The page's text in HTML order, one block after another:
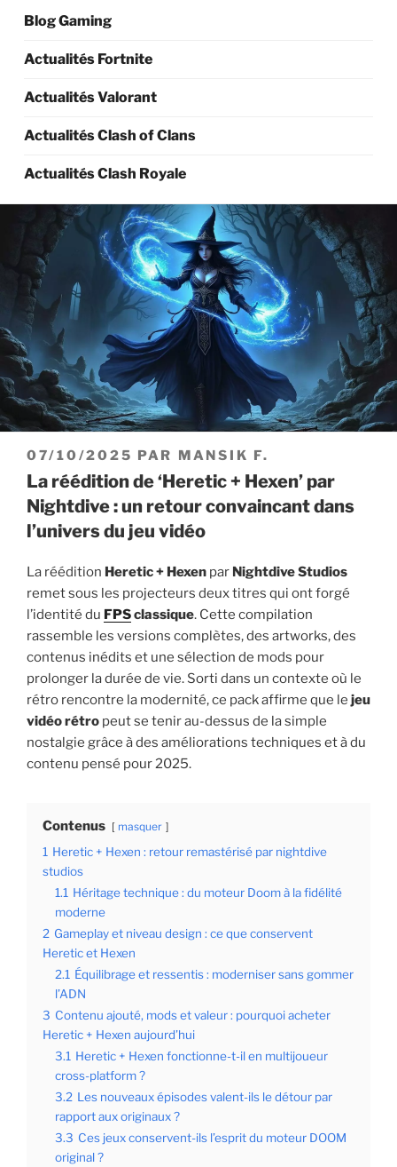
Blog Gaming
Actualités Fortnite
Actualités Valorant
Actualités Clash of Clans
Actualités Clash Royale
PUBLIÉ
LE
07/10/2025 PAR MANSIK F.
La réédition de ‘Heretic + Hexen’ par
Nightdive : un retour convaincant dans
l’univers du jeu vidéo
La réédition Heretic + Hexen par Nightdive Studios
remet sous les projecteurs deux titres qui ont forgé
l’identité du FPSclassique. Cette compilation
rassemble les versions complètes, des artworks, des
contenus inédits et une sélection de mods pour
prolonger la durée de vie. Sorti dans un contexte où le
rétro rencontre la modernité, ce pack affirme que le jeu
vidéo rétro peut se tenir au-dessus de la simple
nostalgie grâce à des améliorations techniques et à du
contenu pensé pour 2025.
Contenus masquer
1 Heretic + Hexen : retour remastérisé par nightdive
studios
1.1 Héritage technique : du moteur Doom à la fidélité
moderne
2 Gameplay et niveau design : ce que conservent
Heretic et Hexen
2.1 Équilibrage et ressentis : moderniser sans gommer
l’ADN
3 Contenu ajouté, mods et valeur : pourquoi acheter
Heretic + Hexen aujourd’hui
3.1 Heretic + Hexen fonctionne-t-il en multijoueur
cross-platform ?
3.2 Les nouveaux épisodes valent-ils le détour par
rapport aux originaux ?
3.3 Ces jeux conservent-ils l’esprit du moteur DOOM
original ?